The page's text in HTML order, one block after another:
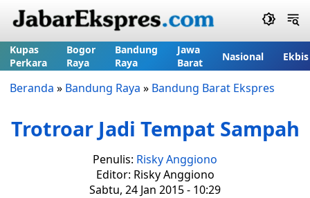
Kupas
Perkara
Bogor
Raya
Bandung
Raya
Jawa
Barat
Nasional Ekbis
Beranda » Bandung Raya » Bandung Barat Ekspres
Trotroar Jadi Tempat Sampah
Penulis: Risky Anggiono
Editor: Risky Anggiono
Sabtu, 24 Jan 2015 - 10:29